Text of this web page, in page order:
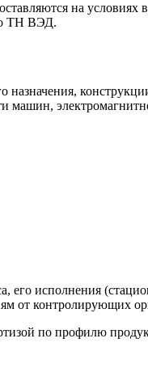
на условиях
ТН ВЭД.
машин,
его исполнения
от контролирующих
по профилю